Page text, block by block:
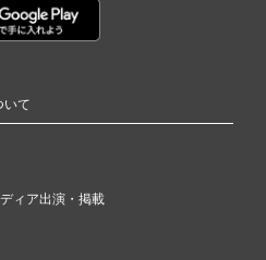
いて
ディア出演・掲載